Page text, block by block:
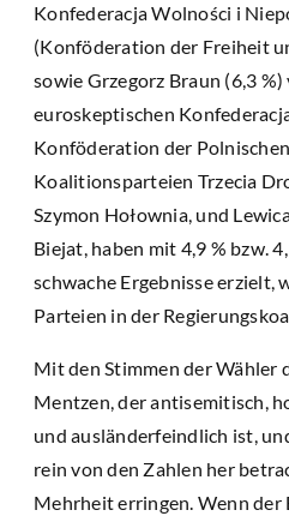
Konfederacja Wolności i
(Konföderation der Freiheit
sowie Grzegorz Braun (6,3
euroskeptischen
Konföderation der
Koalitionsparteien Trzecia
Szymon Hołownia, und
Biejat, haben mit 4,9 % bzw.
schwache Ergebnisse erzielt,
Parteien in der
Mit den Stimmen der Wähler
Mentzen, der antisemitisch,
und ausländerfeindlich ist,
rein von den Zahlen her
Mehrheit erringen. Wenn der